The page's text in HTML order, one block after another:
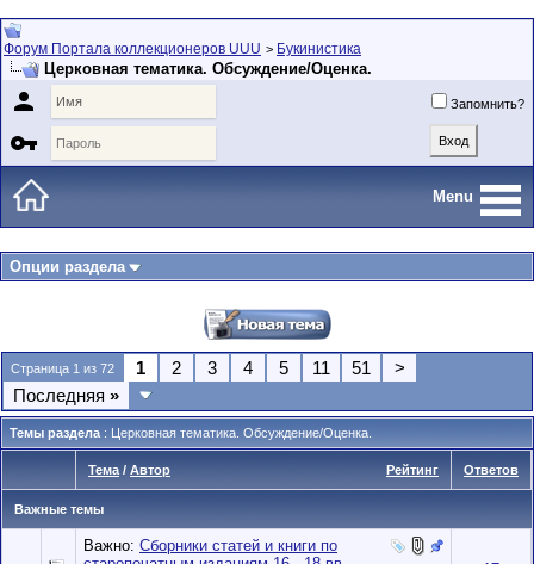
Форум Портала коллекционеров UUU > Букинистика
Церковная тематика. Обсуждение/Оценка.
 Запомнить?

Menu
Опции раздела
Страница 1 из 72 1 2 3 4 5 11 51
>
Последняя »
Темы раздела : Церковная тематика. Обсуждение/Оценка.
Рейтинг
Тема / Автор Ответов
Важные темы
Важно: Сборники статей и книги по